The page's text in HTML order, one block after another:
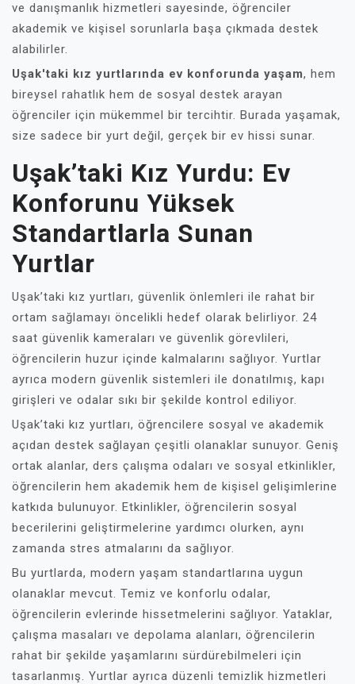
ve danışmanlık hizmetleri sayesinde, öğrenciler
akademik ve kişisel sorunlarla başa çıkmada destek
alabilirler.
Uşak'taki kız yurtlarında ev konforunda yaşam, hem
bireysel rahatlık hem de sosyal destek arayan
öğrenciler için mükemmel bir tercihtir. Burada yaşamak,
size sadece bir yurt değil, gerçek bir ev hissi sunar.
Uşak’taki Kız Yurdu: Ev
Konforunu Yüksek
Standartlarla Sunan
Yurtlar
Uşak’taki kız yurtları, güvenlik önlemleri ile rahat bir
ortam sağlamayı öncelikli hedef olarak belirliyor. 24
saat güvenlik kameraları ve güvenlik görevlileri,
öğrencilerin huzur içinde kalmalarını sağlıyor. Yurtlar
ayrıca modern güvenlik sistemleri ile donatılmış, kapı
girişleri ve odalar sıkı bir şekilde kontrol ediliyor.
Uşak’taki kız yurtları, öğrencilere sosyal ve akademik
açıdan destek sağlayan çeşitli olanaklar sunuyor. Geniş
ortak alanlar, ders çalışma odaları ve sosyal etkinlikler,
öğrencilerin hem akademik hem de kişisel gelişimlerine
katkıda bulunuyor. Etkinlikler, öğrencilerin sosyal
becerilerini geliştirmelerine yardımcı olurken, aynı
zamanda stres atmalarını da sağlıyor.
Bu yurtlarda, modern yaşam standartlarına uygun
olanaklar mevcut. Temiz ve konforlu odalar,
öğrencilerin evlerinde hissetmelerini sağlıyor. Yataklar,
çalışma masaları ve depolama alanları, öğrencilerin
rahat bir şekilde yaşamlarını sürdürebilmeleri için
tasarlanmış. Yurtlar ayrıca düzenli temizlik hizmetleri